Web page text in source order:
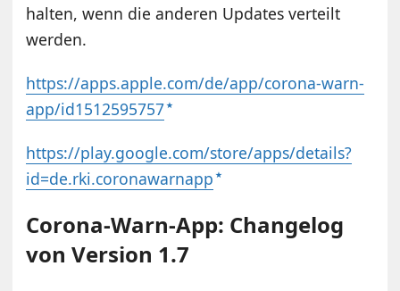
halten, wenn die anderen Updates verteilt
werden.
https://apps.apple.com/de/app/corona-warn-
app/id1512595757
https://play.google.com/store/apps/details?
id=de.rki.coronawarnapp
Corona-Warn-App: Changelog
von Version 1.7